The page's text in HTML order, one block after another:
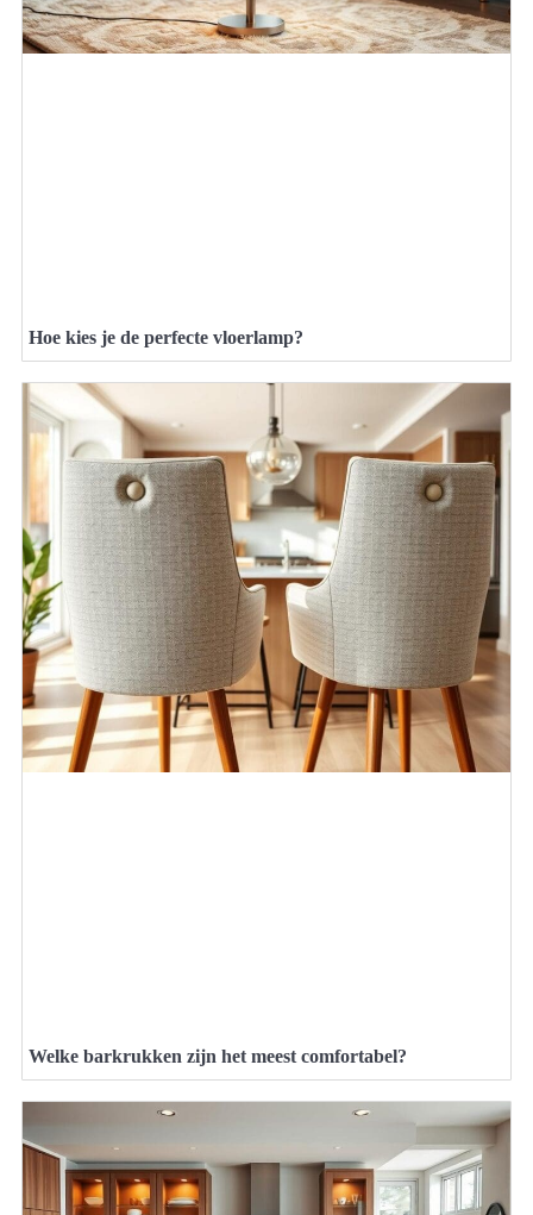
Hoe kies je de perfecte vloerlamp?
Welke barkrukken zijn het meest comfortabel?